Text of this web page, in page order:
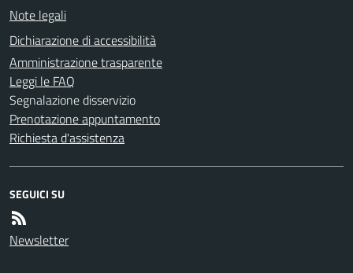
Note legali
Dichiarazione di accessibilità
Amministrazione trasparente
Leggi le FAQ
Segnalazione disservizio
Prenotazione appuntamento
Richiesta d'assistenza
SEGUICI SU
Newsletter